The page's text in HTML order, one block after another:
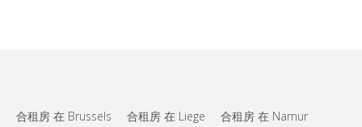
合租房 在 Brussels 合租房 在 Liege
合租房 在 Namur